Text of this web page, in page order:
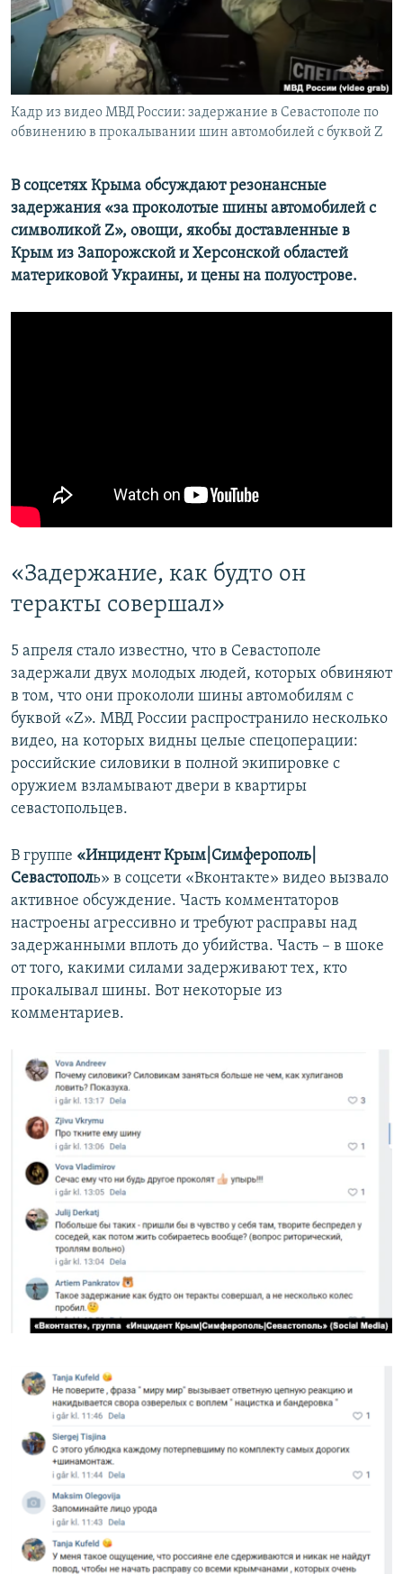
ПОБЕДИТЕЛЕЙ НЕ СУДЯТ?
КРЫМ.НЕПОКОРЕННЫЙ
ELIFBE
УКРАИНСКАЯ ПРОБЛЕМА КРЫМА
ПРИСОЕДИНЯЙТЕСЬ!
Все сайты RFE/RL
Кадр из видео МВД России: задержание в Севастополе по
обвинению в прокалывании шин автомобилей с буквой Z
В соцсетях Крыма обсуждают резонансные
задержания «за проколотые шины автомобилей с
символикой Z», овощи, якобы доставленные в
Крым из Запорожской и Херсонской областей
материковой Украины, и цены на полуострове.
«Задержание, как будто он
теракты совершал»
5 апреля стало известно, что в Севастополе
задержали двух молодых людей, которых обвиняют
в том, что они прокололи шины автомобилям с
буквой «Z». МВД России распространило несколько
видео, на которых видны целые спецоперации:
российские силовики в полной экипировке с
оружием взламывают двери в квартиры
севастопольцев.
В группе «Инцидент Крым|Симферополь|
Севастополь» в соцсети «Вконтакте» видео вызвало
активное обсуждение. Часть комментаторов
настроены агрессивно и требуют расправы над
задержанными вплоть до убийства. Часть – в шоке
от того, какими силами задерживают тех, кто
прокалывал шины. Вот некоторые из
комментариев.